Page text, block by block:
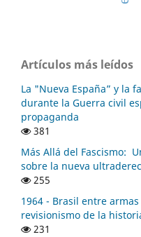
Artículos más leídos
La "Nueva España” y la
durante la Guerra civil
propaganda
381
Más Allá del Fascismo:
sobre la nueva
255
1964 - Brasil entre
revisionismo de la
231